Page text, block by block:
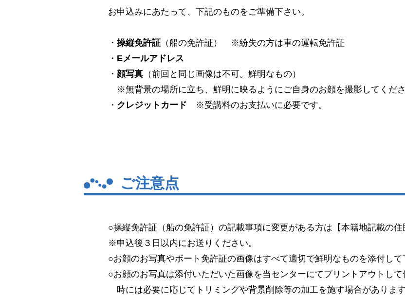
お申込みにあたって、下記のものをご準備下さい。
・ 操縦免許証 （船の免許証）
※紛失の方は車の運転免許証
・ Eメールアドレス
・ 顔写真 （前回と同じ画像は不可。鮮明なもの）
※無背景の場所に立ち、鮮明に映るようにご自身のお顔を撮影してくださ
・ クレジットカード ※受講料のお支払いに必要です。
ご注意点
○操縦免許証（船の免許証）の記載事項に変更がある方は【本籍地記載の住
※申込後３日以内にお送りください。
○お顔のお写真やボート免許証の画像はすべて適切で鮮明なものを添付して
○お顔のお写真は添付いただいた画像を当センターにてプリントアウトして
時には必要に応じてトリミングや背景削除等の加工を施す場合がありま